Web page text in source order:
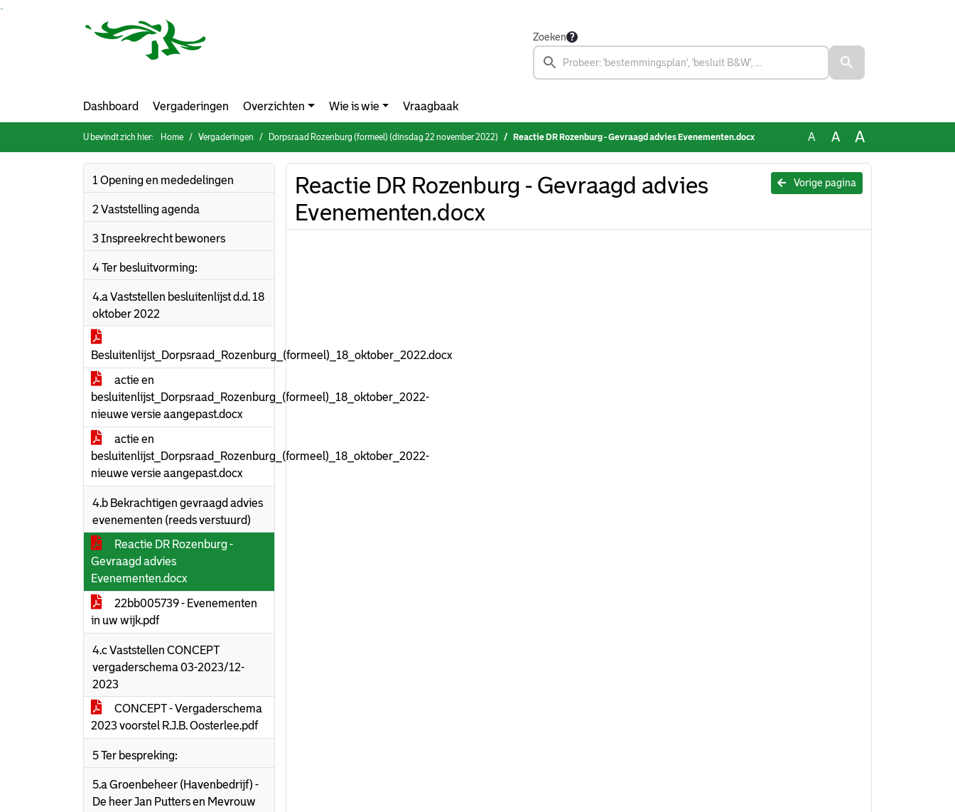
Ga naar de inhoud van deze pagina
Zoeken
Dashboard Vergaderingen Overzichten Wie is wie Vraagbaak
U bevindt zich hier: Home Vergaderingen Dorpsraad Rozenburg (formeel) (dinsdag 22 november 2022) Reactie DR Rozenburg - Gevraagd advies Evenementen.docx A A A
1 Opening en mededelingen
2 Vaststelling agenda
3 Inspreekrecht bewoners
4 Ter besluitvorming:
4.a Vaststellen besluitenlijst d.d. 18
oktober 2022
Besluitenlijst_Dorpsraad_Rozenburg_(formeel)_18_oktober_2022.docx
actie en
besluitenlijst_Dorpsraad_Rozenburg_(formeel)_18_oktober_2022-
nieuwe versie aangepast.docx
actie en
besluitenlijst_Dorpsraad_Rozenburg_(formeel)_18_oktober_2022-
nieuwe versie aangepast.docx
4.b Bekrachtigen gevraagd advies
evenementen (reeds verstuurd)
Reactie DR Rozenburg -
Gevraagd advies
Evenementen.docx
22bb005739 - Evenementen
in uw wijk.pdf
4.c Vaststellen CONCEPT
vergaderschema 03-2023/12-
2023
CONCEPT - Vergaderschema
2023 voorstel R.J.B. Oosterlee.pdf
5 Ter bespreking:
5.a Groenbeheer (Havenbedrijf) -
De heer Jan Putters en Mevrouw
Vorige pagina
Reactie DR Rozenburg - Gevraagd advies
Evenementen.docx